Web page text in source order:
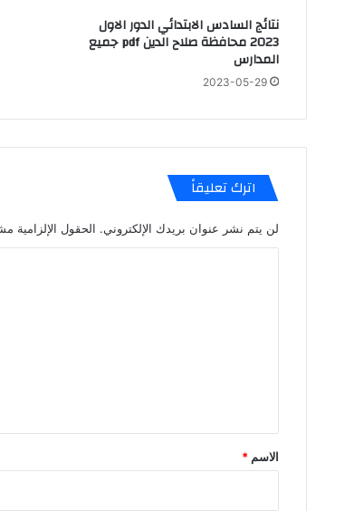
نتائج السادس الابتدائي الدور الاول
2023 محافظة صلاح الدين pdf جميع
المدارس
2023-05-29
اترك تعليقاً
لن يتم نشر عنوان بريدك الإلكتروني. الحقول الإلزامية
*
الاسم *